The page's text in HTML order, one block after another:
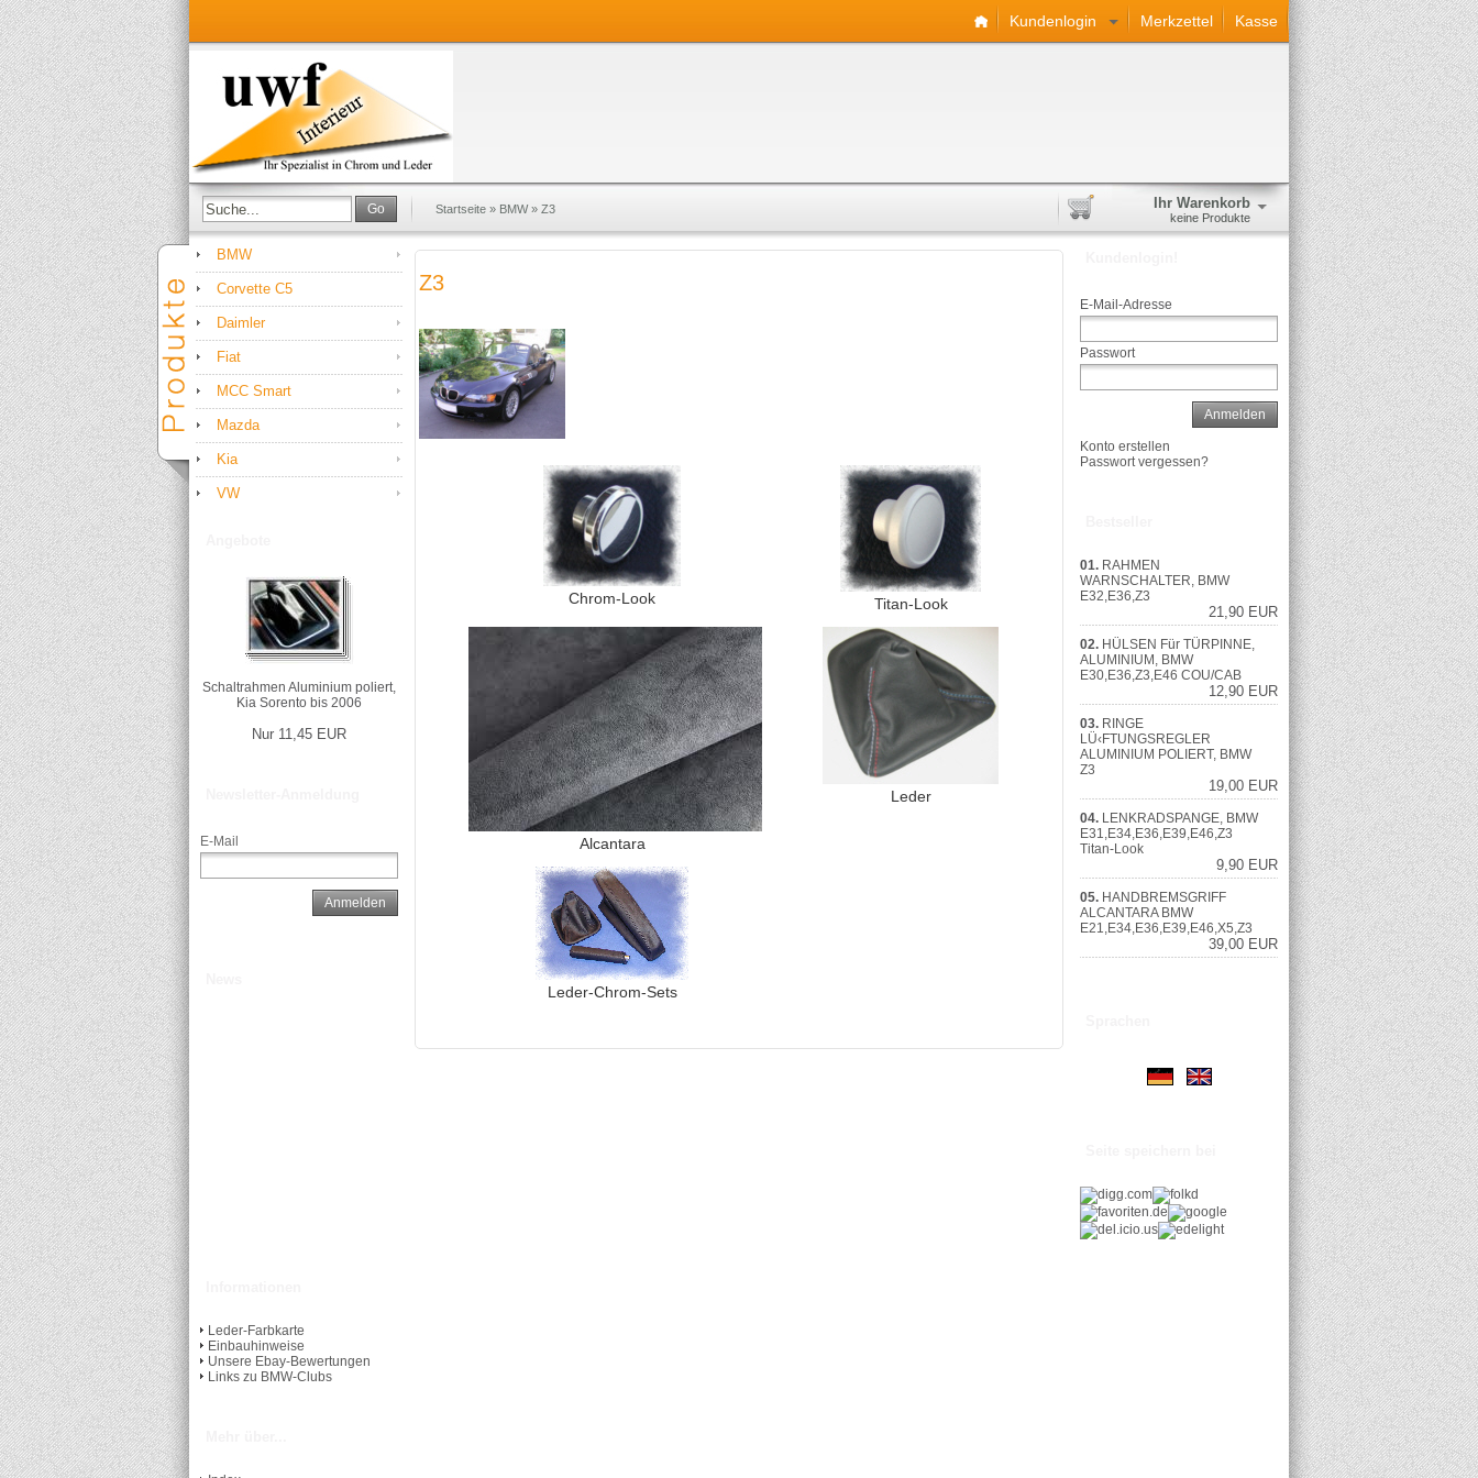
Kundenlogin Merkzettel Kasse
Go Startseite » BMW» Z3 Ihr Warenkorb
keine Produkte
BMW
Corvette C5
Daimler
Fiat
MCC Smart
Mazda
Kia
VW
Schaltrahmen Aluminium poliert,
Kia Sorento bis 2006
Nur 11,45 EUR
E-Mail
Anmelden
Leder-Farbkarte
Einbauhinweise
Unsere Ebay-Bewertungen
Links zu BMW-Clubs
Z3
Chrom-Look Titan-Look
Alcantara
Leder
Leder-Chrom-Sets
E-Mail-Adresse
Passwort
Anmelden
Konto erstellen
Passwort vergessen?
01. RAHMEN
WARNSCHALTER, BMW
E32,E36,Z3
21,90 EUR
02. HÜLSEN Für TÜRPINNE,
ALUMINIUM, BMW
E30,E36,Z3,E46 COU/CAB
12,90 EUR
03. RINGE
LÜ‹FTUNGSREGLER
ALUMINIUM POLIERT, BMW
Z3
19,00 EUR
04. LENKRADSPANGE, BMW
E31,E34,E36,E39,E46,Z3
Titan-Look
9,90 EUR
05. HANDBREMSGRIFF
ALCANTARA BMW
E21,E34,E36,E39,E46,X5,Z3
39,00 EUR